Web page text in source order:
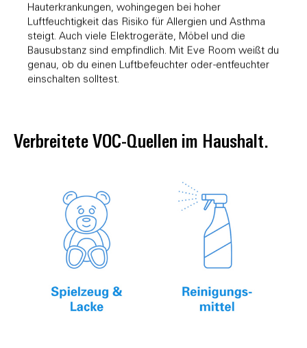
Hauterkrankungen, wohingegen bei hoher
Luftfeuchtigkeit das Risiko für Allergien und Asthma
steigt. Auch viele Elektrogeräte, Möbel und die
Bausubstanz sind empfindlich. Mit Eve Room weißt du
genau, ob du einen Luftbefeuchter oder -entfeuchter
einschalten solltest.
Verbreitete VOC-Quellen im Haushalt.